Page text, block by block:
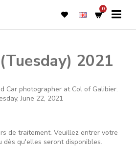
0
2021
Car photographer at Col of Galibier.
June 22, 2021
de traitement. Veuillez entrer votre
dès qu'elles seront disponibles.